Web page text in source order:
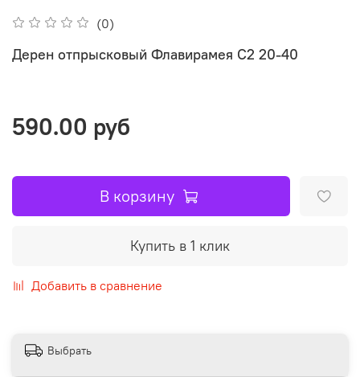
(0)
Дерен отпрысковый Флавирамея C2 20-40
590.00 руб
В корзину
Купить в 1 клик
Добавить в сравнение
Выбрать